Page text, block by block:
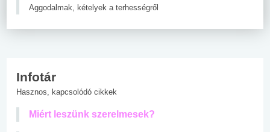
Aggodalmak, kételyek a terhességről
Infotár
Hasznos, kapcsolódó cikkek
Miért leszünk szerelmesek?